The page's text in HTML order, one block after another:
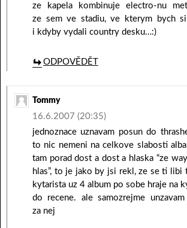
ze kapela kombinuje electro-nu
ze sem ve stadiu, ve kterym bych si
i kdyby vydali country desku…:)
ODPOVĚDĚT
Tommy
16.6.2007 (20:35)
jednoznace uznavam posun do
to nic nemeni na celkove slabosti
tam porad dost a dost a hlaska “ze
hlas”, to je jako by jsi rekl, ze se ti
kytarista uz 4 album po sobe hraje na
do recene. ale samozrejme
za nej